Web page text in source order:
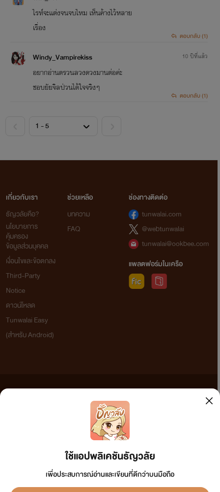
ไรท์จะเเต่งจนจบไหม เห็นค้างไว้หลาย
เรื่อง
ตอบกลับ (1)
Windy_Vampirekiss
อยากอ่านตรวนลวงดวงมานต่อค่ะ
ชอบยัยจิลป่วนได้ใจจริงๆ
10 ปีที่แล้ว
ตอบกลับ (1)
ใช้แอปพลิเคชันธัญวลัย
เพื่อประสบการณ์อ่านและเขียนที่ดีกว่าบนมือถือ
เกี่ยวกับเรา
ธัญวลัยคือ?
นโยบายการ
คุ้มครอง
ข้อมูลส่วนบุคคล
เงื่อนไขและข้อตกลง
Third-Party
Notice
ดาวน์โหลด
Tunwalai Easy
(สำหรับ Android)
ช่วยเหลือ
บทความ
FAQ
ช่องทางติดต่อ
tunwalai.com
@webtunwalai
tunwalai@ookbee.com
แพลตฟอร์มในเครือ
เว็บไซต์แห่งนี้ไม่ได้เห็นด้วยและไม่ขอรับผิดชอบต่อข้อความใดๆ ทั้งสิ้น ดังนั้นผู้อ่านทุกท่านโปรดใช้
วิจารณญาณในการกลั่นกรองด้วยตนเอง และหากท่านพบข้อความใดๆ ที่ขัดต่อกฎหมายและศีลธรรม
กรุณาแจ้งมาที่ tunwalai@ookbee.com เพื่อทีมงานจะได้ดำเนินการในทันที ทั้งนี้ ทางเว็บไซต์ขอสงวน
ลิขสิทธิ์ตามพระราชบัญญัติลิขสิทธิ์ (ฉบับเพิ่มเติม) พ.ศ.2558